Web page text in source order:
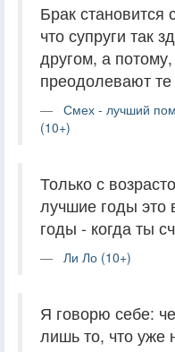
Брак становится
что супруги так
другом, а
преодолевают
Смех - лучший
(10+)
Только с
лучшие годы это
годы - когда ты
Ли Ло (10+)
Я говорю себе:
лишь то, что уже